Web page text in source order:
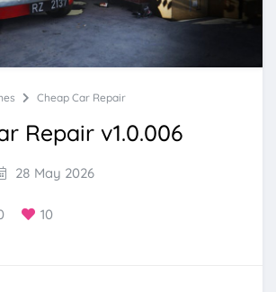
Cheap Car Repair
Repair v1.0.006
28 May 2026
10